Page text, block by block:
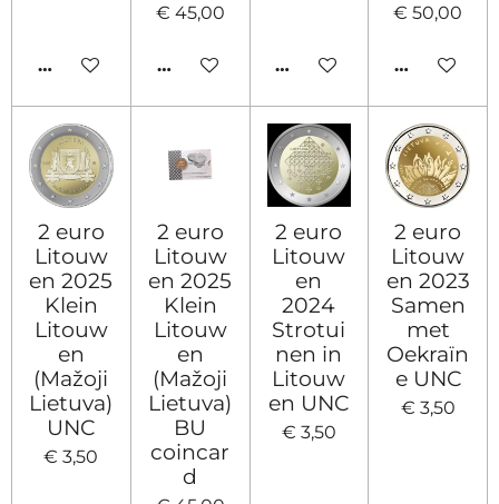
IN WINKELWAGEN
€ 45,00
IN WINKELWAGENIN WINKELWAGEN
€ 50,00
HOUD MIJ
2 euro
Litouw
en 2025
Klein
Litouw
en
(Mažoji
Lietuva)
UNC
€ 3,50
2 euro
Litouw
en 2025
Klein
Litouw
en
(Mažoji
Lietuva)
BU
coincar
d
2 euro
Litouw
en
2024
Strotui
nen in
Litouw
en UNC
€ 3,50
2 euro
Litouw
en 2023
Samen
met
Oekraïn
e UNC
€ 3,50